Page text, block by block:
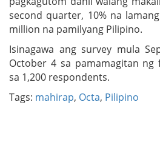
second quarter, 10% na
million na pamilyang Pilipino.
Isinagawa ang survey mula
October 4 sa pamamagitan ng
sa 1,200 respondents.
Tags: mahirap, Octa, Pilipino